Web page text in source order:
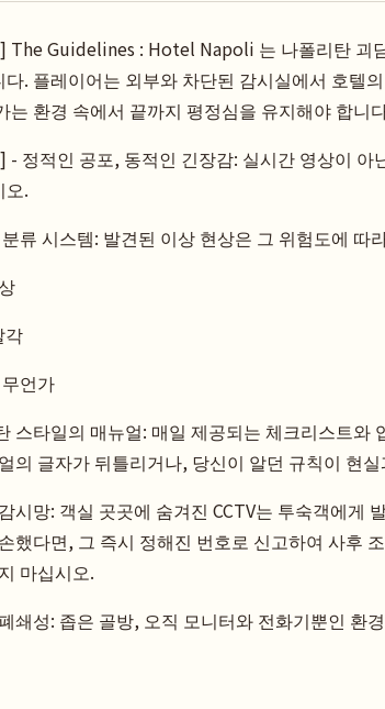
The Guidelines : Hotel Napoli 는 나폴리탄 괴
다. 플레이어는 외부와 차단된 감시실에서 호텔
는 환경 속에서 끝까지 평정심을 유지해야 합니
- 정적인 공포, 동적인 긴장감: 실시간 영상이
오.
류 시스템: 발견된 이상 현상은 그 위험도에 따
각
언가
스타일의 매뉴얼: 매일 제공되는 체크리스트
의 글자가 뒤틀리거나, 당신이 알던 규칙이 현
시망: 객실 곳곳에 숨겨진 CCTV는 투숙객에게
했다면, 그 즉시 정해진 번호로 신고하여 사후
마십시오.
쇄성: 좁은 골방, 오직 모니터와 전화기뿐인 환